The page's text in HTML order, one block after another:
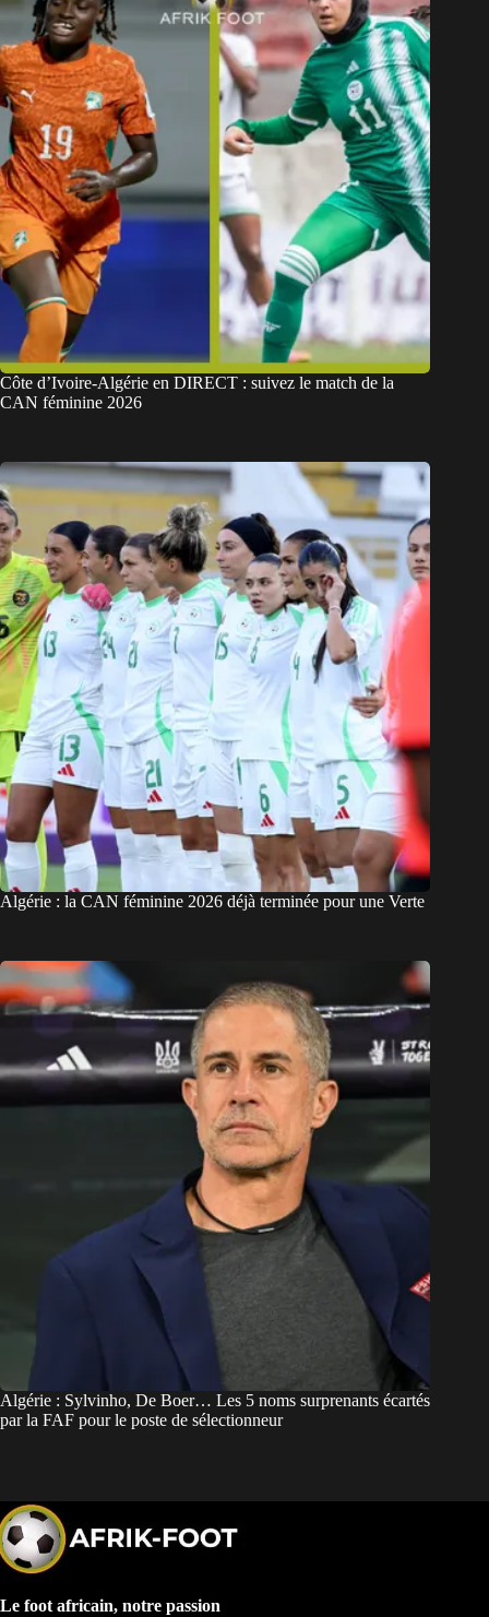
Côte d’Ivoire-Algérie en DIRECT : suivez le match de la
CAN féminine 2026
Algérie : la CAN féminine 2026 déjà terminée pour une Verte
Algérie : Sylvinho, De Boer… Les 5 noms surprenants écartés
par la FAF pour le poste de sélectionneur
Le foot africain, notre passion